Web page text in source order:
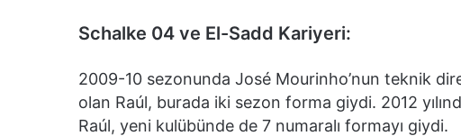
Schalke 04 ve El-Sadd Kariyeri:
2009-10 sezonunda José Mourinho’nun teknik
olan Raúl, burada iki sezon forma giydi. 2012
Raúl, yeni kulübünde de 7 numaralı formayı giydi.